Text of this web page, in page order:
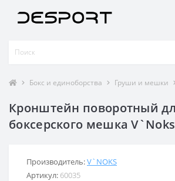
Бокс и единоборства Груши и мешки
Кронштейн поворотный
боксерского мешка
Производитель:V`NOKS
Артикул: 60035